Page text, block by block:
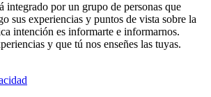
integrado por un grupo de personas que
sus experiencias y puntos de vista sobre la
intención es informarte e informarnos.
y que tú nos enseñes las tuyas.